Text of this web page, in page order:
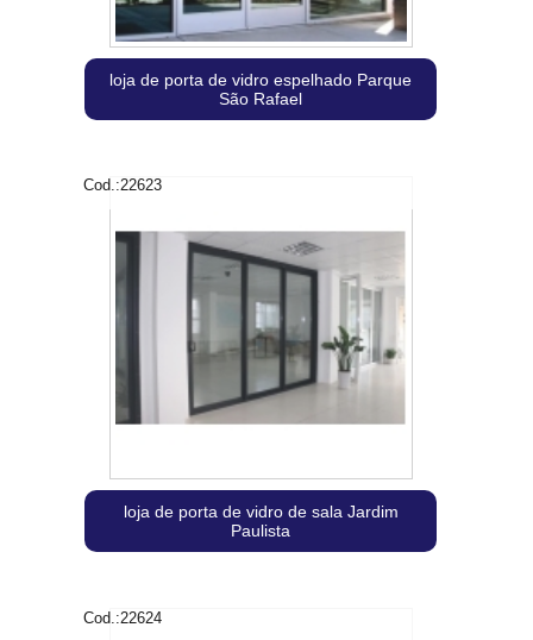
loja de porta de vidro espelhado Parque
São Rafael
Cod.:22623
loja de porta de vidro de sala Jardim
Paulista
Cod.:22624